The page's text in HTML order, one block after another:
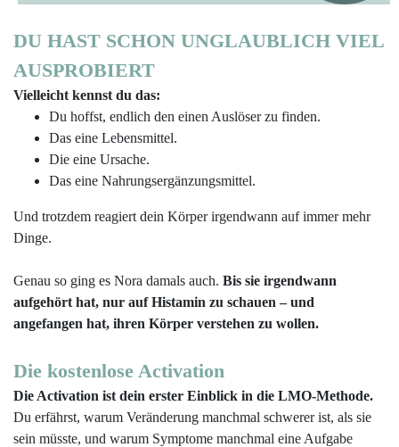
DU HAST SCHON UNGLAUBLICH VIEL
AUSPROBIERT
Vielleicht kennst du das:
Du hoffst, endlich den einen Auslöser zu finden.
Das eine Lebensmittel.
Die eine Ursache.
Das eine Nahrungsergänzungsmittel.
Und trotzdem reagiert dein Körper irgendwann auf immer mehr
Dinge.
Genau so ging es Nora damals auch. Bis sie irgendwann
aufgehört hat, nur auf Histamin zu schauen – und
angefangen hat, ihren Körper verstehen zu wollen.
Die kostenlose Activation
Die Activation ist dein erster Einblick in die LMO-Methode.
Du erfährst, warum Veränderung manchmal schwerer ist, als sie
sein müsste, und warum Symptome manchmal eine Aufgabe